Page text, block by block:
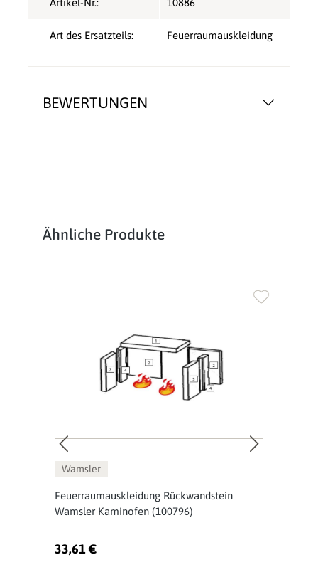
BEWERTUNGEN
Artikel-Nr.: 10886
Art des Ersatzteils: Feuerraumauskleidung
Produktgalerie überspringen
Ähnliche Produkte
Wamsler
Feuerraumauskleidung Rückwandstein
Wamsler Kaminofen (100796)
33,61 €